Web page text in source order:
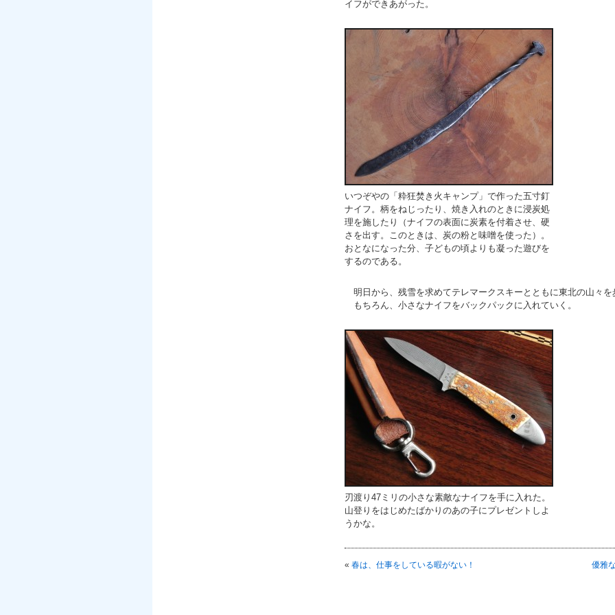
イフができあがった。
いつぞやの「粋狂焚き火キャンプ」で作った五寸釘
ナイフ。柄をねじったり、焼き入れのときに浸炭処
理を施したり（ナイフの表面に炭素を付着させ、硬
さを出す。このときは、炭の粉と味噌を使った）。
おとなになった分、子どもの頃よりも凝った遊びを
するのである。
明日から、残雪を求めてテレマークスキーとともに東北の山々を
もちろん、小さなナイフをバックパックに入れていく。
刃渡り47ミリの小さな素敵なナイフを手に入れた。
山登りをはじめたばかりのあの子にプレゼントしよ
うかな。
« 春は、仕事をしている暇がない！ 優雅